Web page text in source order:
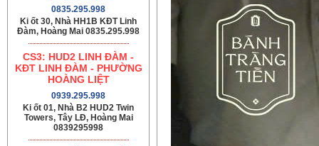
0835.295.998
Ki ốt 30, Nhà HH1B KĐT Linh
Đàm, Hoàng Mai 0835.295.998
CS3: HUD2 LINH ĐÀM -
KĐT LINH ĐÀM - PHƯỜNG
HOÀNG LIỆT
0939.295.998
Ki ốt 01, Nhà B2 HUD2 Twin
Towers, Tây LĐ, Hoàng Mai
0839295998